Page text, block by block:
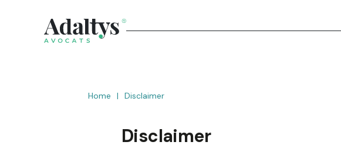
Home | Disclaimer
Disclaimer